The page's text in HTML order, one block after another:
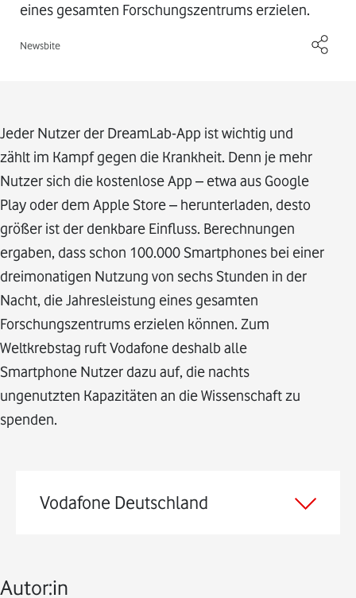
eines gesamten Forschungszentrums erzielen.
Newsbite
Jeder Nutzer der DreamLab-App ist wichtig und
zählt im Kampf gegen die Krankheit. Denn je mehr
Nutzer sich die kostenlose App – etwa aus Google
Play oder dem Apple Store – herunterladen, desto
größer ist der denkbare Einfluss. Berechnungen
ergaben, dass schon 100.000 Smartphones bei einer
dreimonatigen Nutzung von sechs Stunden in der
Nacht, die Jahresleistung eines gesamten
Forschungszentrums erzielen können. Zum
Weltkrebstag ruft Vodafone deshalb alle
Smartphone Nutzer dazu auf, die nachts
ungenutzten Kapazitäten an die Wissenschaft zu
spenden.
Vodafone Deutschland
Autor:in